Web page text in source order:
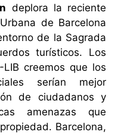
deplora la reciente
de Barcelona
de la Sagrada
turísticos. Los
creemos que los
serían mejor
de ciudadanos y
amenazas que
Barcelona,